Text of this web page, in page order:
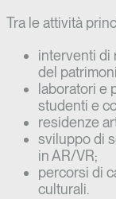
Tra leattività
interventi di
del
laboratori e
studenti e
residenze
sviluppo di
in AR/VR;
percorsi di
culturali.